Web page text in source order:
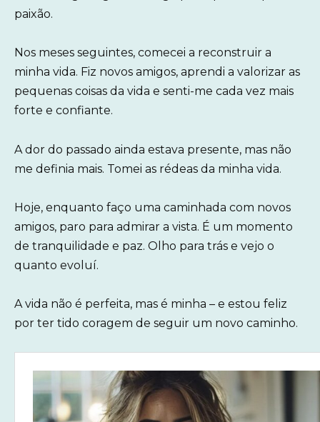
paixão.
Nos meses seguintes, comecei a reconstruir a
minha vida. Fiz novos amigos, aprendi a valorizar as
pequenas coisas da vida e senti-me cada vez mais
forte e confiante.
A dor do passado ainda estava presente, mas não
me definia mais. Tomei as rédeas da minha vida.
Hoje, enquanto faço uma caminhada com novos
amigos, paro para admirar a vista. É um momento
de tranquilidade e paz. Olho para trás e vejo o
quanto evoluí.
A vida não é perfeita, mas é minha – e estou feliz
por ter tido coragem de seguir um novo caminho.